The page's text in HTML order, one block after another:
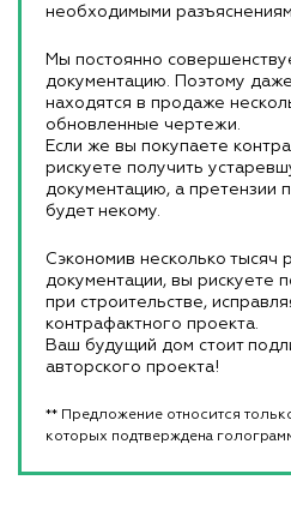
необходимыми
Мы постоянно
документацию. Поэтому
находятся в продаже
обновленные чертежи.
Если же вы покупаете
рискуете получить
документацию, а претензии
будет некому.
Сэкономив несколько тысяч
документации, вы рискуете
при строительстве,
контрафактного проекта.
Ваш будущий дом стоит
авторского проекта!
** Предложение относится
которых подтверждена